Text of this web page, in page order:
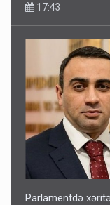
17:43
Parlamentdə